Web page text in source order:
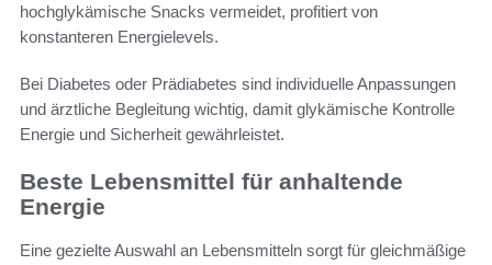
hochglykämische Snacks vermeidet, profitiert von
konstanteren Energielevels.
Bei Diabetes oder Prädiabetes sind individuelle Anpassungen
und ärztliche Begleitung wichtig, damit glykämische Kontrolle
Energie und Sicherheit gewährleistet.
Beste Lebensmittel für anhaltende
Energie
Eine gezielte Auswahl an Lebensmitteln sorgt für gleichmäßige